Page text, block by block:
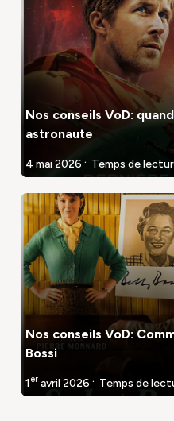
Nos conseils VoD:
astronaute
4 mai 2026 . Temps de
Nos conseils VoD:
Bossi
1 er avril 2026 . Temps de